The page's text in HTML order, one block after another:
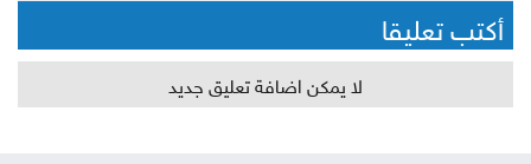
أكتب تعليقا
لا يمكن اضافة تعليق جديد